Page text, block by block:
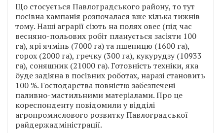
Що стосується Павлоградського району, то тут
посівна кампанія розпочалася вже кілька тижнів
тому. Наші аграрії сіють на полях овес (під час
весняно-польових робіт планується засіяти 100
га), ярі ячмінь (7000 га) та пшеницю (1600 га),
горох (2000 га), гречку (300 га), кукурудзу (10933
га), соняшник (21000 га). Готовність техніки, яка
буде задіяна в посівних роботах, наразі становить
100 %. Господарства повністю забезпечені
паливно-мастильними матеріалами. Про це
кореспонденту повідомили у відділі
агропромислового розвитку Павлоградської
райдержадміністрації.